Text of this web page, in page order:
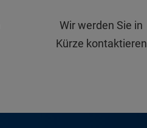
Wir werden Sie in
Kürze kontaktieren